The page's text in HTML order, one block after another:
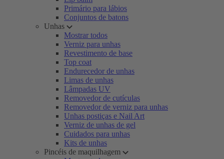
Primário para lábios
Conjuntos de batons
Unhas
Mostrar todos
Verniz para unhas
Revestimento de base
Top coat
Endurecedor de unhas
Limas de unhas
Lâmpadas UV
Removedor de cutículas
Removedor de verniz para unhas
Unhas postiças e Nail Art
Verniz de unhas de gel
Cuidados para unhas
Kits de unhas
Pincéis de maquilhagem